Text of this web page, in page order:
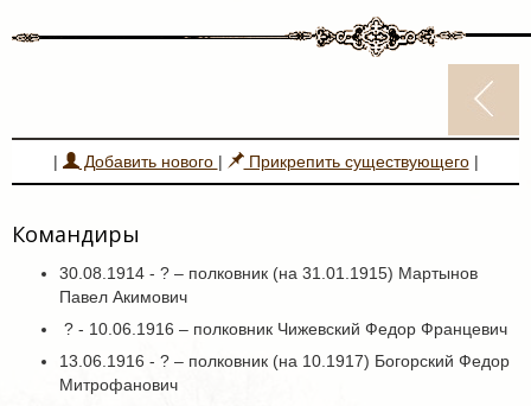
| Добавить нового | Прикрепить существующего|
Командиры
30.08.1914 - ? – полковник (на 31.01.1915) Мартынов
Павел Акимович
? - 10.06.1916 – полковник Чижевский Федор Францевич
13.06.1916 - ? – полковник (на 10.1917) Богорский Федор
Митрофанович